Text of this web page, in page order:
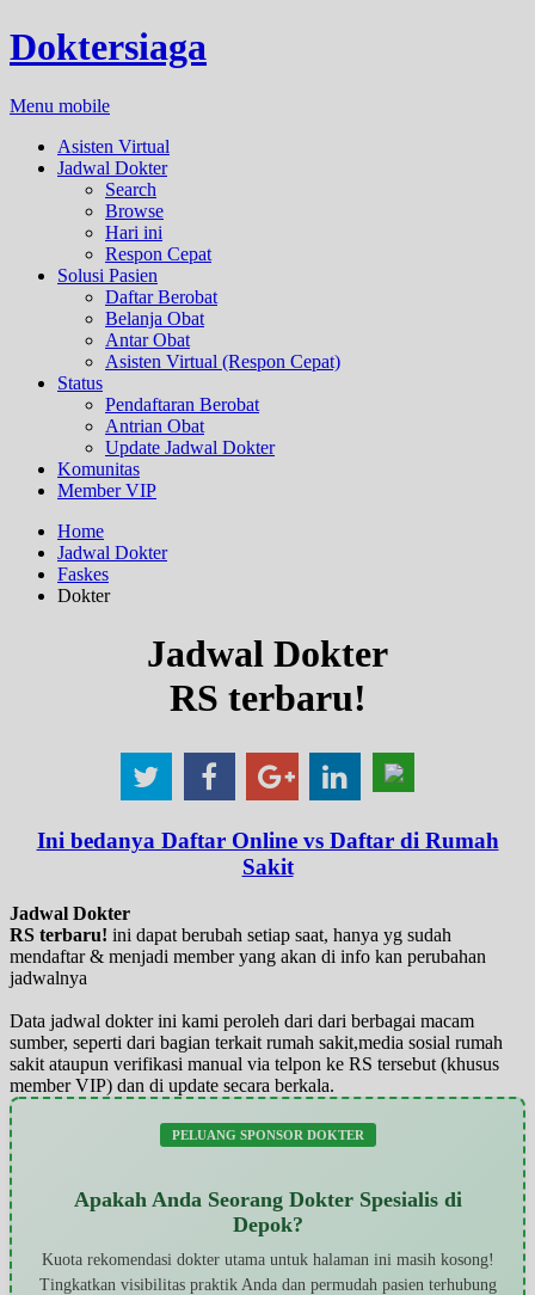
Doktersiaga
Menu mobile
Asisten Virtual
Jadwal Dokter
Search
Browse
Hari ini
Respon Cepat
Solusi Pasien
Daftar Berobat
Belanja Obat
Antar Obat
Asisten Virtual (Respon Cepat)
Status
Pendaftaran Berobat
Antrian Obat
Update Jadwal Dokter
Komunitas
Member VIP
Home
Jadwal Dokter
Faskes
Dokter
Jadwal Dokter
RS terbaru!
Ini bedanya Daftar Online vs Daftar di Rumah
Sakit
Jadwal Dokter
RS terbaru! ini dapat berubah setiap saat, hanya yg sudah
mendaftar & menjadi member yang akan di info kan perubahan
jadwalnya
Data jadwal dokter ini kami peroleh dari dari berbagai macam
sumber, seperti dari bagian terkait rumah sakit,media sosial rumah
sakit ataupun verifikasi manual via telpon ke RS tersebut (khusus
member VIP) dan di update secara berkala.
PELUANG SPONSOR DOKTER
Apakah Anda Seorang Dokter Spesialis di
Depok?
Kuota rekomendasi dokter utama untuk halaman ini masih kosong!
Tingkatkan visibilitas praktik Anda dan permudah pasien terhubung